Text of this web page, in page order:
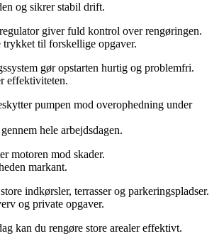
og sikrer stabil drift.
giver fuld kontrol over rengøringen.
trykket til forskellige opgaver.
gør opstarten hurtig og problemfri.
effektiviteten.
pumpen mod overophedning under
hele arbejdsdagen.
motoren mod skader.
markant.
indkørsler, terrasser og parkeringspladser.
og private opgaver.
kan du rengøre store arealer effektivt.